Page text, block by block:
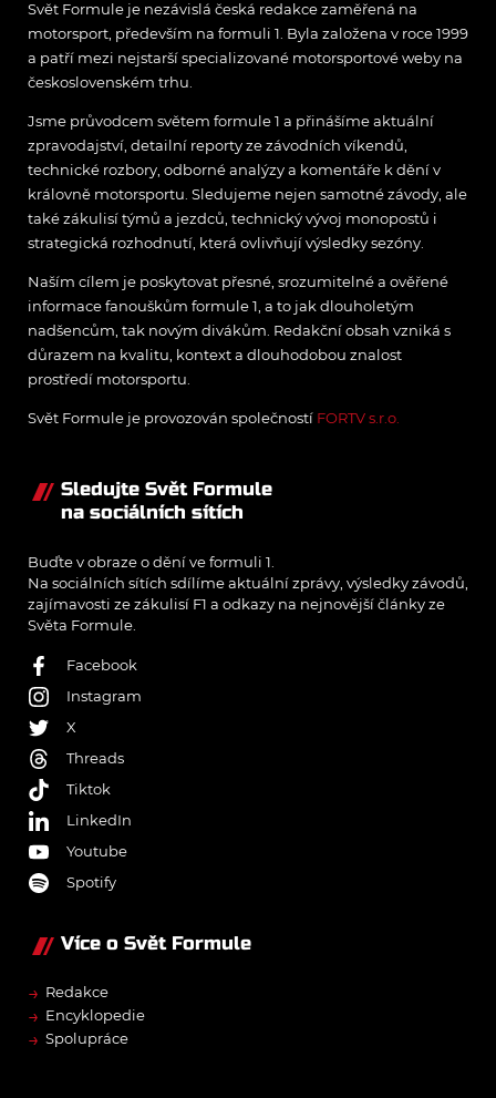
Svět Formule je nezávislá česká redakce zaměřená na
motorsport, především na formuli 1. Byla založena v roce 1999
a patří mezi nejstarší specializované motorsportové weby na
československém trhu.
Jsme průvodcem světem formule 1 a přinášíme aktuální
zpravodajství, detailní reporty ze závodních víkendů,
technické rozbory, odborné analýzy a komentáře k dění v
královně motorsportu. Sledujeme nejen samotné závody, ale
také zákulisí týmů a jezdců, technický vývoj monopostů i
strategická rozhodnutí, která ovlivňují výsledky sezóny.
Naším cílem je poskytovat přesné, srozumitelné a ověřené
informace fanouškům formule 1, a to jak dlouholetým
nadšencům, tak novým divákům. Redakční obsah vzniká s
důrazem na kvalitu, kontext a dlouhodobou znalost
prostředí motorsportu.
Svět Formule je provozován společností FORTV s.r.o.
Sledujte Svět Formule
na sociálních sítích
Buďte v obraze o dění ve formuli 1.
Na sociálních sítích sdílíme aktuální zprávy, výsledky závodů,
zajímavosti ze zákulisí F1 a odkazy na nejnovější články ze
Světa Formule.
Facebook
Instagram
X
Threads
Tiktok
LinkedIn
Youtube
Spotify
Více o Svět Formule
→ Redakce
→ Encyklopedie
→ Spolupráce